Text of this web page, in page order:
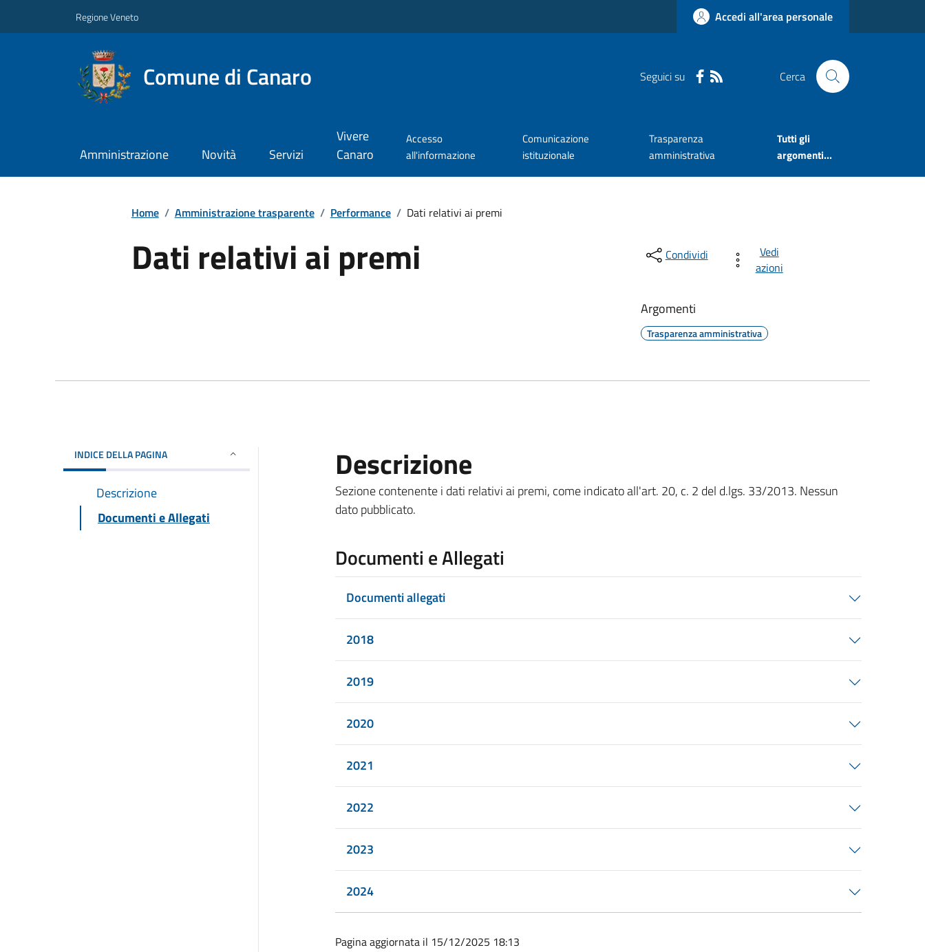
Regione Veneto Accedi all'area personale
Comune di Canaro Seguici su Cerca
Amministrazione Novità Servizi
Vivere
Canaro
Accesso
all'informazione
Comunicazione
istituzionale
Trasparenza
amministrativa
Tutti gli
argomenti...
Home / Amministrazione trasparente / Performance / Dati relativi ai premi
Dati relativi ai premi Condividi
Vedi
azioni
Argomenti
Trasparenza amministrativa
INDICE DELLA PAGINA
Descrizione
Documenti e Allegati
Descrizione
Sezione contenente i dati relativi ai premi, come indicato all'art. 20, c. 2 del d.lgs. 33/2013. Nessun
dato pubblicato.
Documenti e Allegati
Documenti allegati
2018
2019
2020
2021
2022
2023
2024
Pagina aggiornata il 15/12/2025 18:13